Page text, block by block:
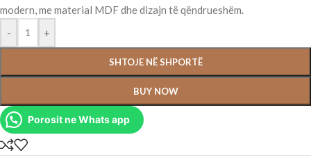
modern, me material MDF dhe dizajn të qëndrueshëm.
-
+
SHTOJE NË SHPORTË
BUY NOW
Porosit ne Whats app